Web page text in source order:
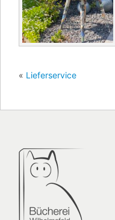
« Lieferservice